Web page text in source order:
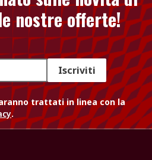
nostre offerte!
Iscriviti
trattati in linea con la
.